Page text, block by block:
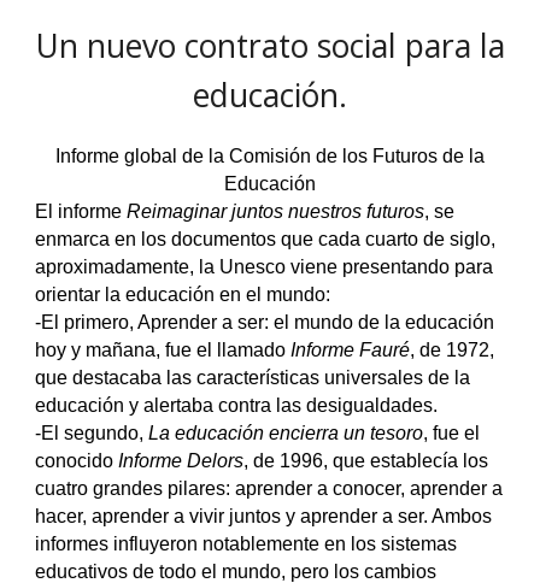
Un nuevo contrato social para la
educación.
nforme global de la Comisión de los Futuros de la
Educación
El informeReimaginar juntos nuestros futuros, se
enmarca en los documentos que cada cuarto de siglo,
aproximadamente, la Unesco viene presentando para
orientar la educación en el mundo:
-El primero, Aprender a ser: el mundo de la educación
hoy y mañana, fue el llamadoInforme Fauré, de 1972,
que destacaba las características universales de la
educación y alertaba contra las desigualdades.
-El segundo,La educación encierra un tesoro, fue el
conocido Informe Delors, de 1996, que establecía los
cuatro grandes pilares: aprender a conocer, aprender a
hacer, aprender a vivir juntos y aprender a ser. Ambos
informes influyeron notablemente en los sistemas
educativos de todo el mundo, pero los cambios